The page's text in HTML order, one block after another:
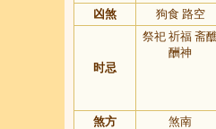
凶煞 狗食 路空
时忌
祭祀 祈福 斋
酬神
煞方 煞南